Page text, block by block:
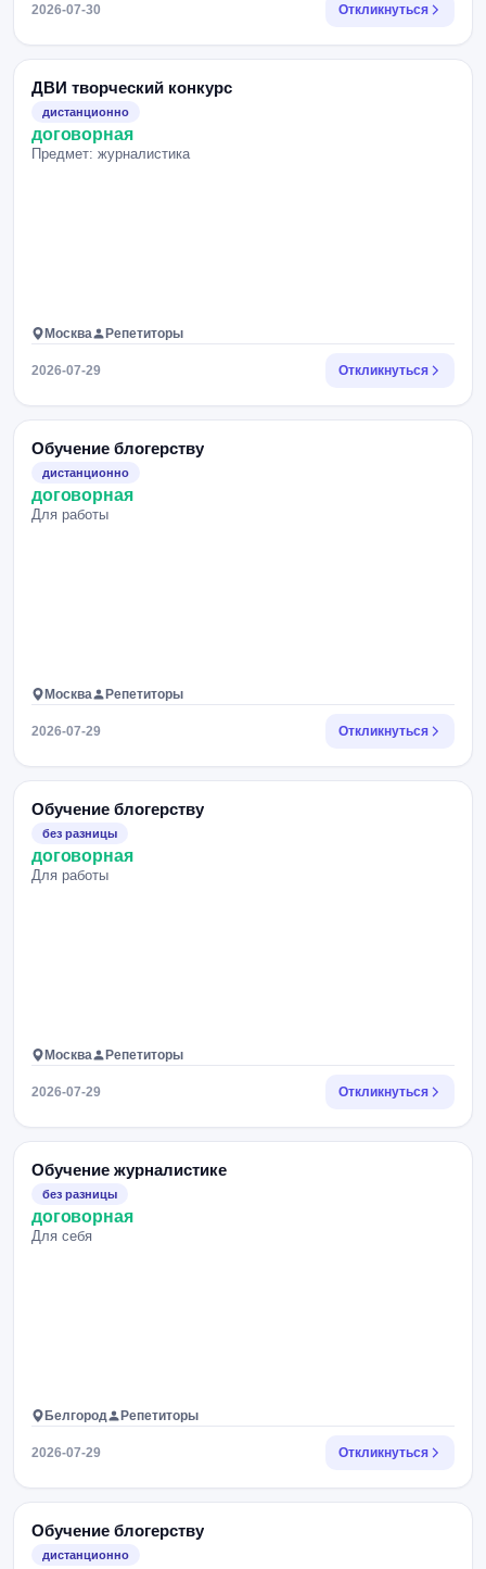
2026-07-30 Откликнуться
ДВИ творческий конкурс
дистанционно
договорная
Предмет: журналистика
Москва Репетиторы
2026-07-29 Откликнуться
Обучение блогерству
дистанционно
договорная
Для работы
Москва Репетиторы
2026-07-29 Откликнуться
Обучение блогерству
без разницы
договорная
Для работы
Москва Репетиторы
2026-07-29 Откликнуться
Обучение журналистике
без разницы
договорная
Для себя
Белгород Репетиторы
2026-07-29 Откликнуться
Обучение блогерству
дистанционно